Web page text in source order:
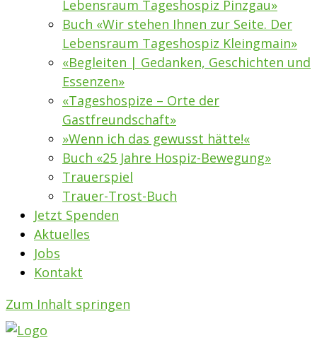
Lebensraum Tageshospiz Pinzgau»
Buch «Wir stehen Ihnen zur Seite. Der
Lebensraum Tageshospiz Kleingmain»
«Begleiten | Gedanken, Geschichten und
Essenzen»
«Tageshospize – Orte der
Gastfreundschaft»
»Wenn ich das gewusst hätte!«
Buch «25 Jahre Hospiz-Bewegung»
Trauerspiel
Trauer-Trost-Buch
Jetzt Spenden
Aktuelles
Jobs
Kontakt
Zum Inhalt springen